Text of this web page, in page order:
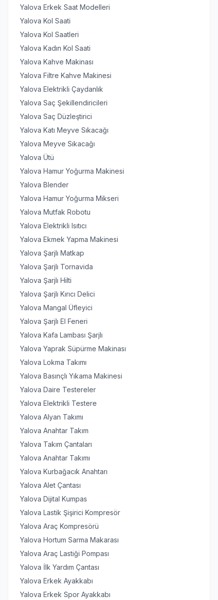
Yalova Erkek Saat Modelleri
Yalova Kol Saati
Yalova Kol Saatleri
Yalova Kadın Kol Saati
Yalova Kahve Makinası
Yalova Filtre Kahve Makinesi
Yalova Elektrikli Çaydanlık
Yalova Saç Şekillendiricileri
Yalova Saç Düzleştirici
Yalova Katı Meyve Sıkacağı
Yalova Meyve Sıkacağı
Yalova Ütü
Yalova Hamur Yoğurma Makinesi
Yalova Blender
Yalova Hamur Yoğurma Mikseri
Yalova Mutfak Robotu
Yalova Elektrikli Isıtıcı
Yalova Ekmek Yapma Makinesi
Yalova Şarjlı Matkap
Yalova Şarjlı Tornavida
Yalova Şarjlı Hilti
Yalova Şarjlı Kırıcı Delici
Yalova Mangal Üfleyici
Yalova Şarjlı El Feneri
Yalova Kafa Lambası Şarjlı
Yalova Yaprak Süpürme Makinası
Yalova Lokma Takımı
Yalova Basınçlı Yıkama Makinesi
Yalova Daire Testereler
Yalova Elektrikli Testere
Yalova Alyan Takımı
Yalova Anahtar Takım
Yalova Takım Çantaları
Yalova Anahtar Takımı
Yalova Kurbağacık Anahtarı
Yalova Alet Çantası
Yalova Dijital Kumpas
Yalova Lastik Şişirici Kompresör
Yalova Araç Kompresörü
Yalova Hortum Sarma Makarası
Yalova Araç Lastiği Pompası
Yalova İlk Yardım Çantası
Yalova Erkek Ayakkabı
Yalova Erkek Spor Ayakkabı